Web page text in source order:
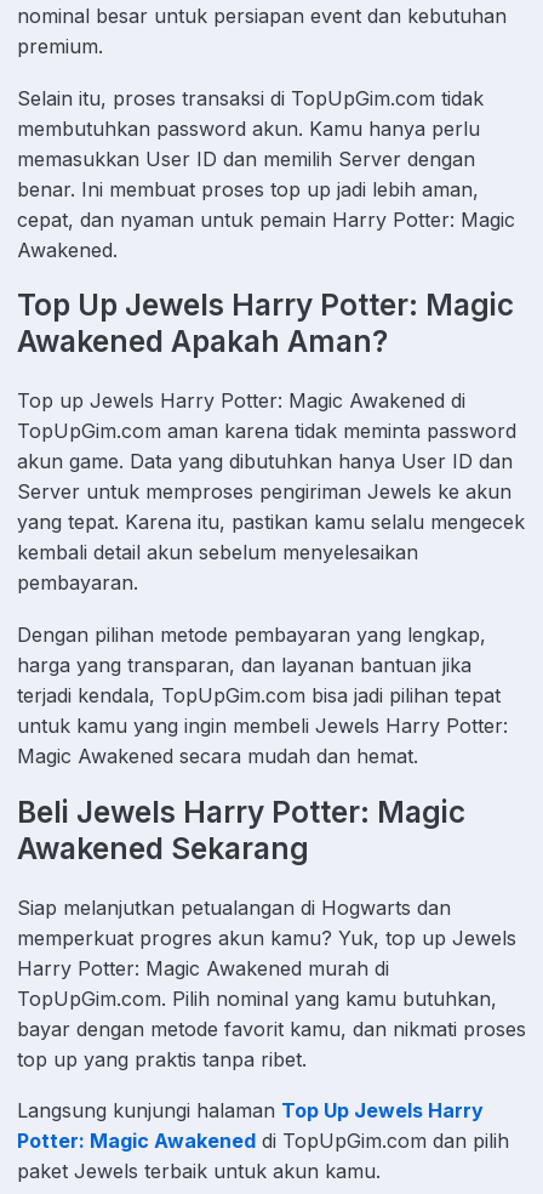
nominal besar untuk persiapan event dan kebutuhan
premium.
Selain itu, proses transaksi di TopUpGim.com tidak
membutuhkan password akun. Kamu hanya perlu
memasukkan User ID dan memilih Server dengan
benar. Ini membuat proses top up jadi lebih aman,
cepat, dan nyaman untuk pemain Harry Potter: Magic
Awakened.
Top Up Jewels Harry Potter: Magic
Awakened Apakah Aman?
Top up Jewels Harry Potter: Magic Awakened di
TopUpGim.com aman karena tidak meminta password
akun game. Data yang dibutuhkan hanya User ID dan
Server untuk memproses pengiriman Jewels ke akun
yang tepat. Karena itu, pastikan kamu selalu mengecek
kembali detail akun sebelum menyelesaikan
pembayaran.
Dengan pilihan metode pembayaran yang lengkap,
harga yang transparan, dan layanan bantuan jika
terjadi kendala, TopUpGim.com bisa jadi pilihan tepat
untuk kamu yang ingin membeli Jewels Harry Potter:
Magic Awakened secara mudah dan hemat.
Beli Jewels Harry Potter: Magic
Awakened Sekarang
Siap melanjutkan petualangan di Hogwarts dan
memperkuat progres akun kamu? Yuk, top up Jewels
Harry Potter: Magic Awakened murah di
TopUpGim.com. Pilih nominal yang kamu butuhkan,
bayar dengan metode favorit kamu, dan nikmati proses
top up yang praktis tanpa ribet.
Langsung kunjungi halaman Top Up Jewels Harry
Potter: Magic Awakened di TopUpGim.com dan pilih
paket Jewels terbaik untuk akun kamu.